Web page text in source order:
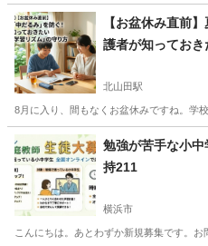
神奈川 相模原市 家庭教師 論
【お盆休み直前
護者が知ってお
北山田駅
8月に入り、間もなくお盆休みですね。学
神奈川 横浜市 北山田駅 塾
勉強が苦手な小
持211
横浜市
こんにちは。あとわずか新規募集です。